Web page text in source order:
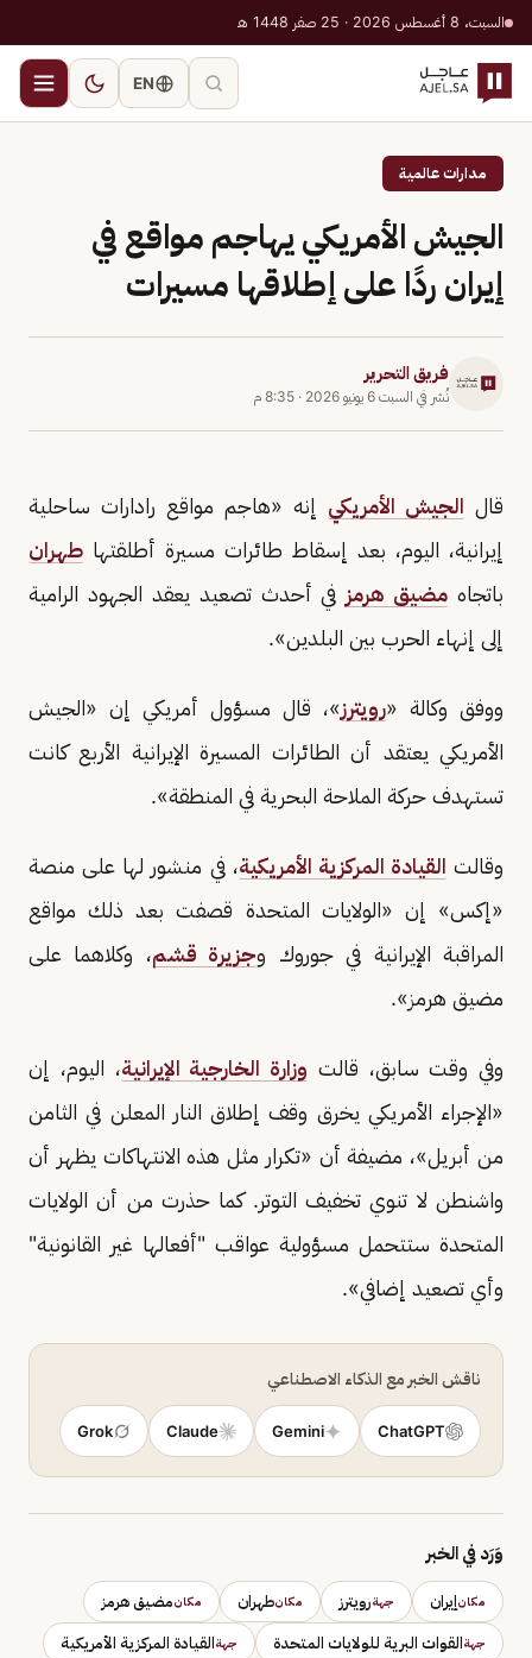
السبت، 8 أغسطس 2026 · 25 صفر 1448 هـ
EN
مدارات عالمية
الجيش الأمريكي يهاجم مواقع في
إيران ردًا على إطلاقها مسيرات
فريق التحرير
نُشر في السبت 6 يونيو 2026 · 8:35 م
قال الجيش الأمريكي إنه «هاجم مواقع رادارات ساحلية
إيرانية، ​اليوم، بعد إسقاط طائرات مسيرة أطلقتها طهران
باتجاه مضيق هرمز في أحدث تصعيد يعقد الجهود الرامية
إلى إنهاء الحرب بين البلدين».
ووفق وكالة «رويترز»، قال مسؤول أمريكي إن «الجيش
الأمريكي ‌يعتقد أن الطائرات المسيرة الإيرانية الأربع كانت
تستهدف حركة الملاحة البحرية في المنطقة».
وقالت القيادة المركزية الأمريكية، في منشور لها على منصة
«إكس» إن «الولايات المتحدة قصفت بعد ذلك مواقع
المراقبة الإيرانية في جوروك وجزيرة قشم، وكلاهما على
مضيق هرمز».
وفي وقت سابق، قالت وزارة الخارجية الإيرانية، اليوم، إن
«الإجراء الأمريكي يخرق وقف إطلاق النار المعلن في الثامن
من أبريل»، مضيفة أن «تكرار مثل هذه الانتهاكات يظهر أن
واشنطن لا تنوي تخفيف التوتر. كما حذرت من أن الولايات
المتحدة ستتحمل مسؤولية عواقب "أفعالها غير القانونية"
وأي تصعيد إضافي».
ناقش الخبر مع الذكاء الاصطناعي
ChatGPT
Gemini
Claude
Grok
وَرَد في الخبر
مكانإيران جهةرويترز مكانطهران مكانمضيق هرمز
جهةالقوات البرية للولايات المتحدة جهةالقيادة المركزية الأمريكية